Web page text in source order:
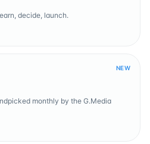
decide, launch.
NEW
monthly by the G.Media